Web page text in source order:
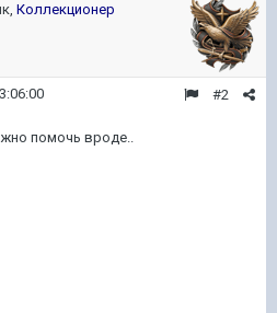
Коллекционер
#2
помочь вроде..